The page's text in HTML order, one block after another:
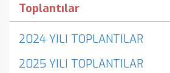
Toplantılar
2024 YILI TOPLANTILAR
2025 YILI TOPLANTILAR